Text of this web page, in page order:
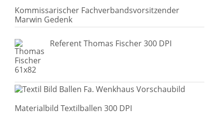
Kommissarischer Fachverbandsvorsitzender
Marwin Gedenk
Referent Thomas Fischer 300 DPI
Materialbild Textilballen 300 DPI